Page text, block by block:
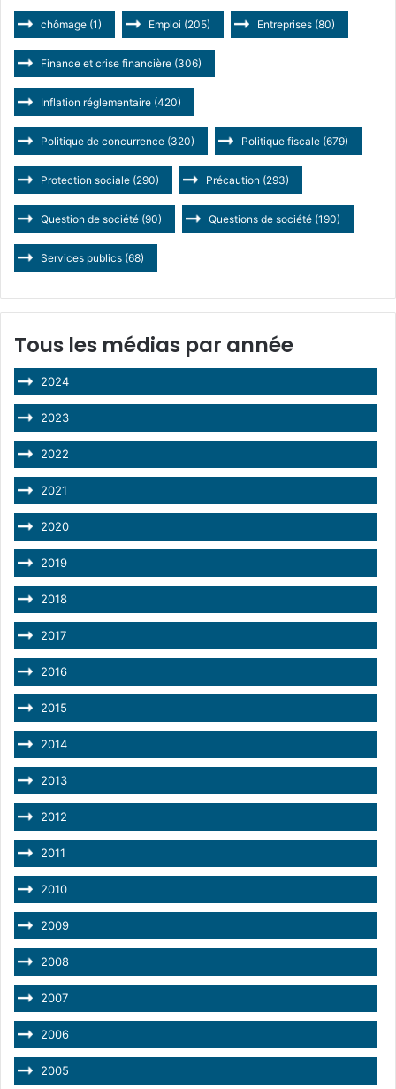
chômage (1) Emploi (205) Entreprises (80)
Finance et crise financière (306)
Inflation réglementaire (420)
Politique de concurrence (320) Politique fiscale (679)
Protection sociale (290) Précaution (293)
Question de société (90) Questions de société (190)
Services publics (68)
Tous les médias par année
2024
2023
2022
2021
2020
2019
2018
2017
2016
2015
2014
2013
2012
2011
2010
2009
2008
2007
2006
2005